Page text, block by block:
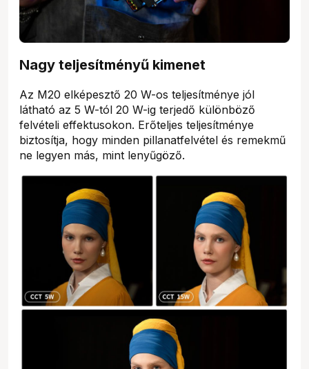
Nagy teljesítményű kimenet
Az M20 elképesztő 20 W-os teljesítménye jól
látható az 5 W-tól 20 W-ig terjedő különböző
felvételi effektusokon. Erőteljes teljesítménye
biztosítja, hogy minden pillanatfelvétel és remekmű
ne legyen más, mint lenyűgöző.